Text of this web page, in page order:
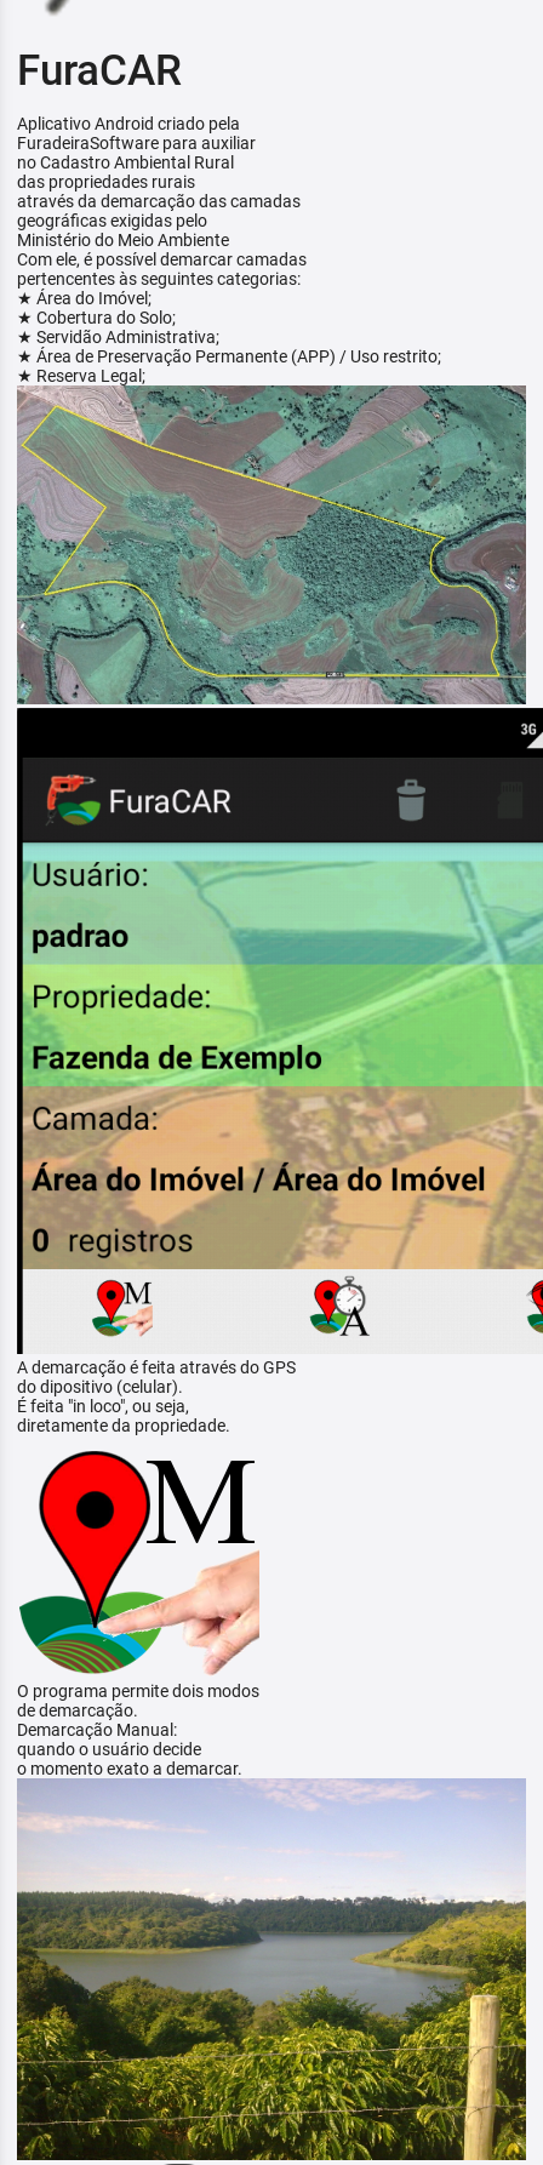
FuraCAR
Aplicativo Android criado pela
FuradeiraSoftware para auxiliar
no Cadastro Ambiental Rural
das propriedades rurais
através da demarcação das camadas
geográficas exigidas pelo
Ministério do Meio Ambiente
Com ele, é possível demarcar camadas
pertencentes às seguintes categorias:
★ Área do Imóvel;
★ Cobertura do Solo;
★ Servidão Administrativa;
★ Área de Preservação Permanente (APP) / Uso restrito;
★ Reserva Legal;
A demarcação é feita através do GPS
do dipositivo (celular).
É feita "in loco", ou seja,
diretamente da propriedade.
O programa permite dois modos
de demarcação.
Demarcação Manual:
quando o usuário decide
o momento exato a demarcar.